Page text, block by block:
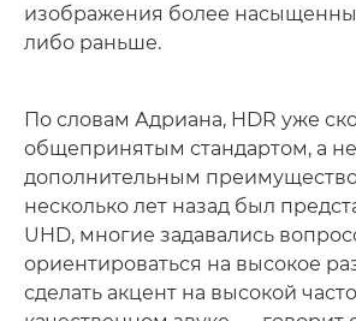
изображения более
либо раньше.
По словам Адриана, HDR уже
общепринятым стандартом, а не
дополнительным
несколько лет назад был
UHD, многие задавались
ориентироваться на высокое
сделать акцент на высокой